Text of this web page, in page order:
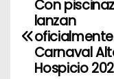
N
a
Con
lanzan
oficialmente
Carnaval
Hospicio